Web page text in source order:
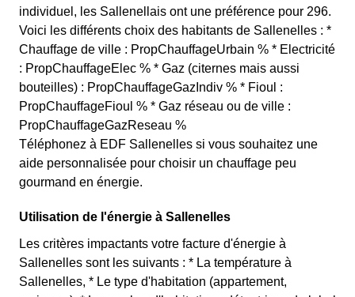
individuel, les Sallenellais ont une préférence pour 296.
Voici les différents choix des habitants de Sallenelles : *
Chauffage de ville : PropChauffageUrbain % * Electricité
: PropChauffageElec % * Gaz (citernes mais aussi
bouteilles) : PropChauffageGazIndiv % * Fioul :
PropChauffageFioul % * Gaz réseau ou de ville :
PropChauffageGazReseau %
Téléphonez à EDF Sallenelles si vous souhaitez une
aide personnalisée pour choisir un chauffage peu
gourmand en énergie.
Utilisation de l'énergie à Sallenelles
Les critères impactants votre facture d'énergie à
Sallenelles sont les suivants : * La température à
Sallenelles, * Le type d'habitation (appartement,